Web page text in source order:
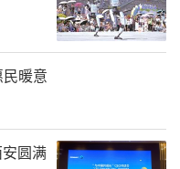
暖意
圆满